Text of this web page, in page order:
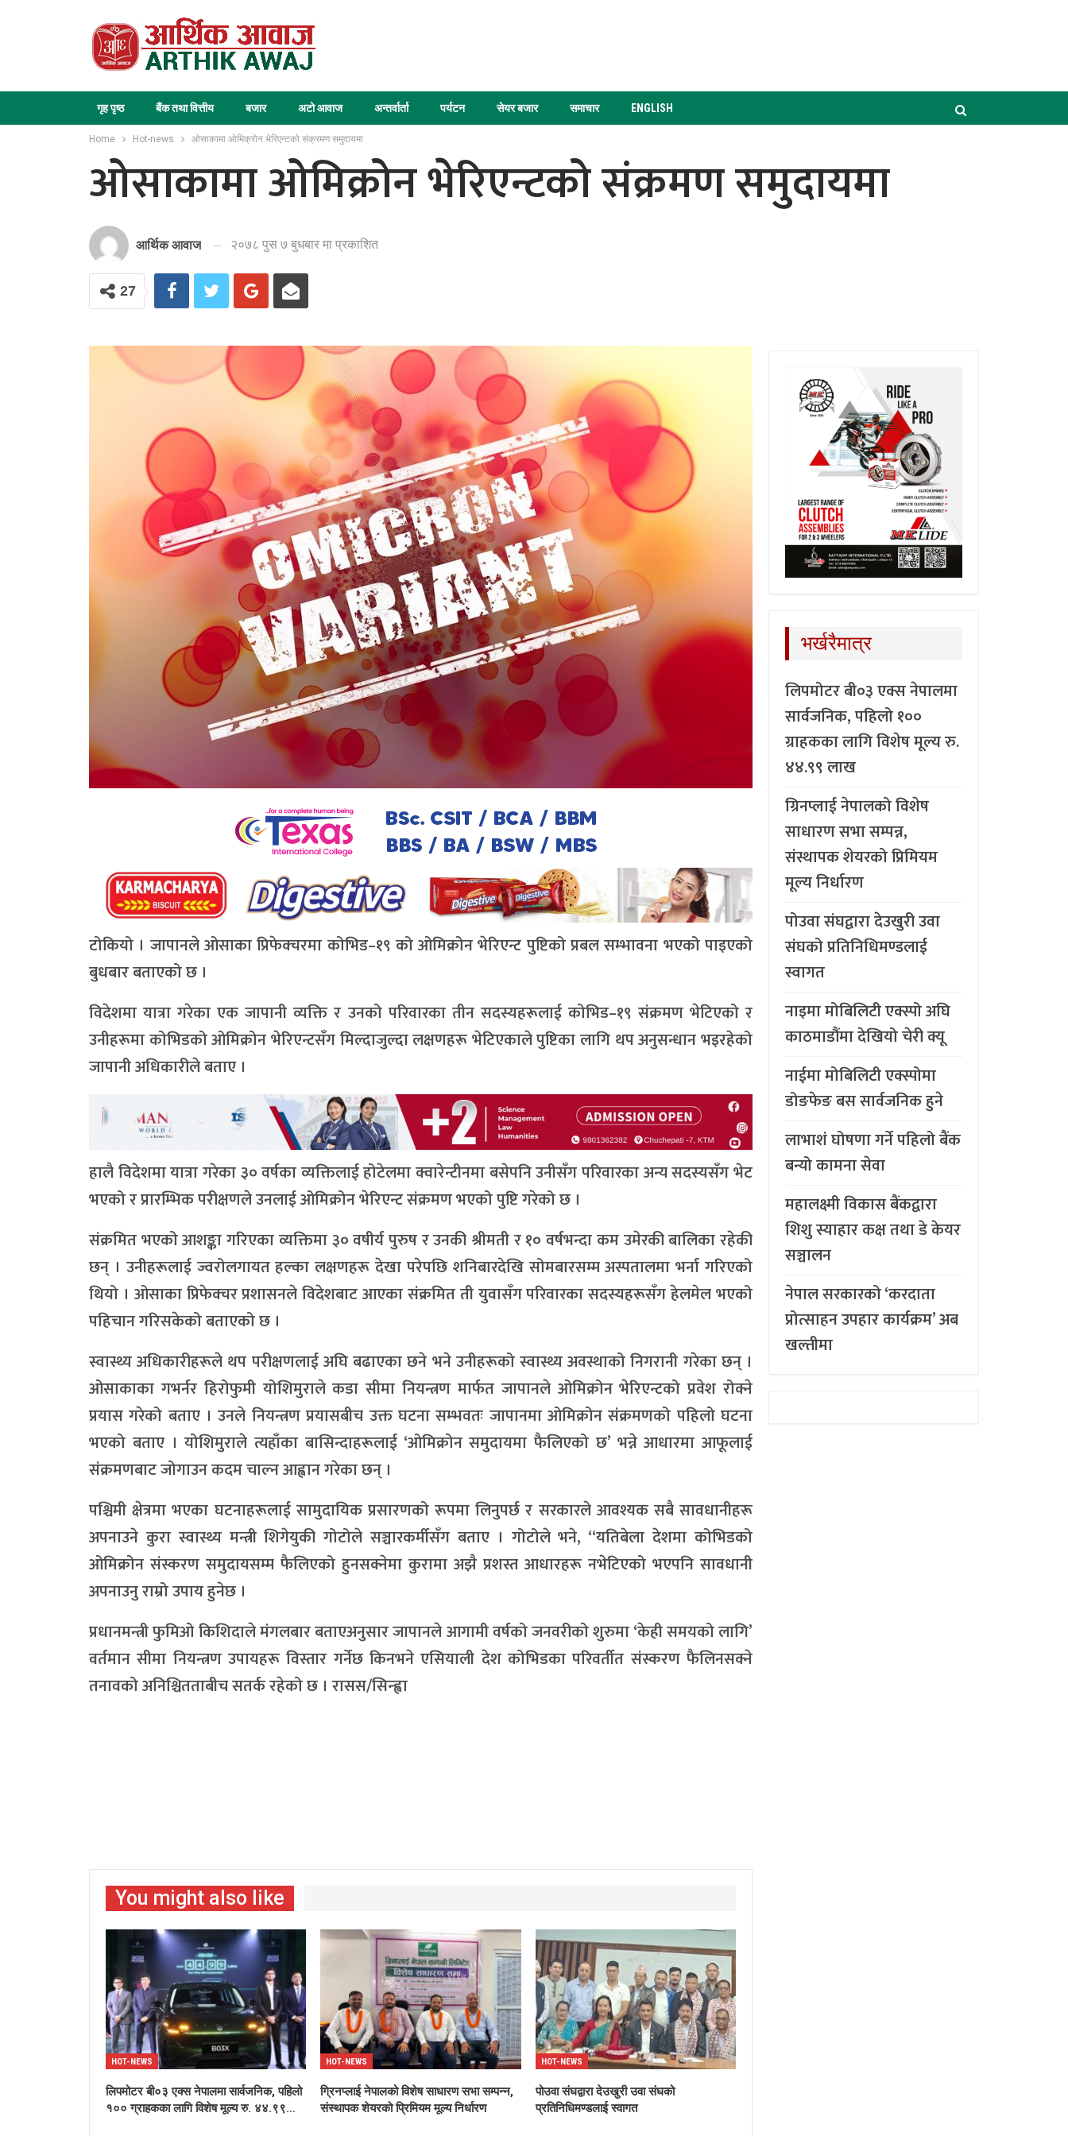
गृह पृष्ठ बैंक तथा वित्तीय बजार अटो आवाज अन्तर्वार्ता पर्यटन सेयर बजार समाचार ENGLISH
Home Hot-news ओसाकामा ओमिक्रोन भेरिएन्टको संक्रमण समुदायमा
ओसाकामा ओमिक्रोन भेरिएन्टको संक्रमण समुदायमा
आर्थिक आवाज २०७८ पुस ७ बुधबार मा प्रकाशित
27
टोकियो । जापानले ओसाका प्रिफेक्चरमा कोभिड–१९ को ओमिक्रोन भेरिएन्ट पुष्टिको प्रबल सम्भावना भएको पाइएको
बुधबार बताएको छ ।
विदेशमा यात्रा गरेका एक जापानी व्यक्ति र उनको परिवारका तीन सदस्यहरूलाई कोभिड–१९ संक्रमण भेटिएको र
उनीहरूमा कोभिडको ओमिक्रोन भेरिएन्टसँग मिल्दाजुल्दा लक्षणहरू भेटिएकाले पुष्टिका लागि थप अनुसन्धान भइरहेको
जापानी अधिकारीले बताए ।
हालै विदेशमा यात्रा गरेका ३० वर्षका व्यक्तिलाई होटेलमा क्वारेन्टीनमा बसेपनि उनीसँग परिवारका अन्य सदस्यसँग भेट
भएको र प्रारम्भिक परीक्षणले उनलाई ओमिक्रोन भेरिएन्ट संक्रमण भएको पुष्टि गरेको छ ।
संक्रमित भएको आशङ्का गरिएका व्यक्तिमा ३० वषीर्य पुरुष र उनकी श्रीमती र १० वर्षभन्दा कम उमेरकी बालिका रहेकी
छन् । उनीहरूलाई ज्वरोलगायत हल्का लक्षणहरू देखा परेपछि शनिबारदेखि सोमबारसम्म अस्पतालमा भर्ना गरिएको
थियो । ओसाका प्रिफेक्चर प्रशासनले विदेशबाट आएका संक्रमित ती युवासँग परिवारका सदस्यहरूसँग हेलमेल भएको
पहिचान गरिसकेको बताएको छ ।
स्वास्थ्य अधिकारीहरूले थप परीक्षणलाई अघि बढाएका छने भने उनीहरूको स्वास्थ्य अवस्थाको निगरानी गरेका छन् ।
ओसाकाका गभर्नर हिरोफुमी योशिमुराले कडा सीमा नियन्त्रण मार्फत जापानले ओमिक्रोन भेरिएन्टको प्रवेश रोक्ने
प्रयास गरेको बताए । उनले नियन्त्रण प्रयासबीच उक्त घटना सम्भवतः जापानमा ओमिक्रोन संक्रमणको पहिलो घटना
भएको बताए । योशिमुराले त्यहाँका बासिन्दाहरूलाई ‘ओमिक्रोन समुदायमा फैलिएको छ’ भन्ने आधारमा आफूलाई
संक्रमणबाट जोगाउन कदम चाल्न आह्वान गरेका छन् ।
पश्चिमी क्षेत्रमा भएका घटनाहरूलाई सामुदायिक प्रसारणको रूपमा लिनुपर्छ र सरकारले आवश्यक सबै सावधानीहरू
अपनाउने कुरा स्वास्थ्य मन्त्री शिगेयुकी गोटोले सञ्चारकर्मीसँग बताए । गोटोले भने, “यतिबेला देशमा कोभिडको
ओमिक्रोन संस्करण समुदायसम्म फैलिएको हुनसक्नेमा कुरामा अझै प्रशस्त आधारहरू नभेटिएको भएपनि सावधानी
अपनाउनु राम्रो उपाय हुनेछ ।
प्रधानमन्त्री फुमिओ किशिदाले मंगलबार बताएअनुसार जापानले आगामी वर्षको जनवरीको शुरुमा ‘केही समयको लागि’
वर्तमान सीमा नियन्त्रण उपायहरू विस्तार गर्नेछ किनभने एसियाली देश कोभिडका परिवर्तीत संस्करण फैलिनसक्ने
तनावको अनिश्चितताबीच सतर्क रहेको छ । रासस/सिन्ह्वा
You might also like
HOT-NEWS
लिपमोटर बी०३ एक्स नेपालमा सार्वजनिक, पहिलो
१०० ग्राहकका लागि विशेष मूल्य रु. ४४.९९…
HOT-NEWS
ग्रिनप्लाई नेपालको विशेष साधारण सभा सम्पन्न,
संस्थापक शेयरको प्रिमियम मूल्य निर्धारण
HOT-NEWS
पोउवा संघद्वारा देउखुरी उवा संघको
प्रतिनिधिमण्डलाई स्वागत
भर्खरैमात्र
लिपमोटर बी०३ एक्स नेपालमा
सार्वजनिक, पहिलो १००
ग्राहकका लागि विशेष मूल्य रु.
४४.९९ लाख
ग्रिनप्लाई नेपालको विशेष
साधारण सभा सम्पन्न,
संस्थापक शेयरको प्रिमियम
मूल्य निर्धारण
पोउवा संघद्वारा देउखुरी उवा
संघको प्रतिनिधिमण्डलाई
स्वागत
नाइमा मोबिलिटी एक्स्पो अघि
काठमाडौंमा देखियो चेरी क्यू
नाईमा मोबिलिटी एक्स्पोमा
डोङफेङ बस सार्वजनिक हुने
लाभाशं घोषणा गर्ने पहिलो बैंक
बन्यो कामना सेवा
महालक्ष्मी विकास बैंकद्वारा
शिशु स्याहार कक्ष तथा डे केयर
सञ्चालन
नेपाल सरकारको ‘करदाता
प्रोत्साहन उपहार कार्यक्रम’ अब
खल्तीमा